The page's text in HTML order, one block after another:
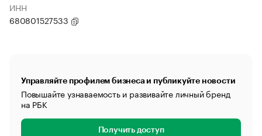
ИНН
680801527533
Управляйте профилем бизнеса и публикуйте новости
Повышайте узнаваемость и развивайте личный бренд
на РБК
Получить доступ